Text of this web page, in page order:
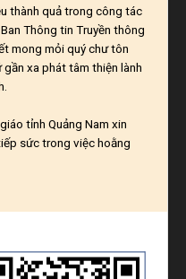
thành quả trong công tác
Thông tin Truyền thông
mong mỏi quý chư tôn
xa phát tâm thiện lành
tỉnh Quảng Nam xin
sức trong việc hoằng